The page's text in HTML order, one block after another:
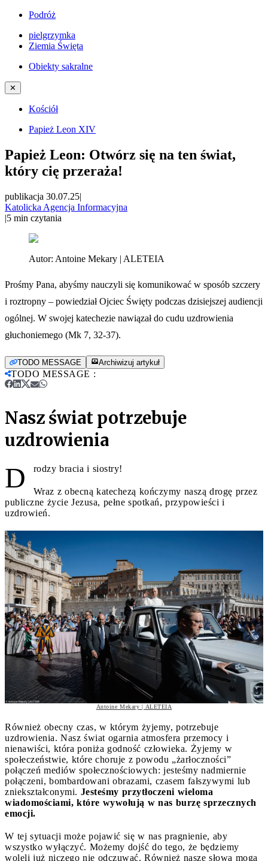
Podróż
pielgrzymka
Ziemia Święta
Obiekty sakralne
✕
Kościół
Papież Leon XIV
Papież Leon: Otwórz się na ten świat,
który cię przeraża!
publikacja 30.07.25|
Katolicka Agencja Informacyjna
|5 min czytania
Autor: Antoine Mekary | ALETEIA
Prośmy Pana, abyśmy nauczyli się komunikować w sposób szczery
i roztropny – powiedział Ojciec Święty podczas dzisiejszej audiencji
ogólnej. W swojej katechezie nawiązał do cudu uzdrowienia
głuchoniemego (Mk 7, 32-37).
TODO MESSAGE Archiwizuj artykuł
TODO MESSAGE :
Nasz świat potrzebuje
uzdrowienia
D rodzy bracia i siostry!
Wraz z obecną katechezą kończymy naszą drogę przez
publiczne życie Jezusa, pełne spotkań, przypowieści i
uzdrowień.
Antoine Mekary | ALETEIA
Również obecny czas, w którym żyjemy, potrzebuje
uzdrowienia. Nasz świat ogarnia atmosfera przemocy i
nienawiści, która poniża godność człowieka. Żyjemy w
społeczeństwie, które choruje z powodu „żarłoczności”
połączeń mediów społecznościowych: jesteśmy nadmiernie
połączeni, bombardowani obrazami, czasem fałszywymi lub
zniekształconymi. Jesteśmy przytłoczeni wieloma
wiadomościami, które wywołują w nas burzę sprzecznych
emocji.
W tej sytuacji może pojawić się w nas pragnienie, aby
wszystko wyłączyć. Możemy dojść do tego, że będziemy
woleli już niczego nie odczuwać. Również nasze słowa mogą